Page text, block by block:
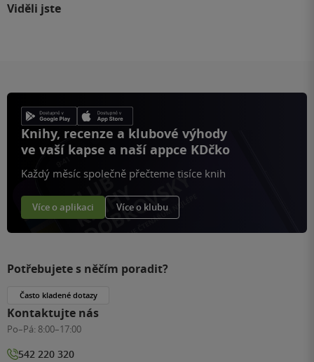
Viděli jste
Knihy, recenze a klubové výhody
ve vaší kapse a naší appce KDčko
Každý měsíc společně přečteme tisíce knih
Více o aplikaci Více o klubu
Potřebujete s něčím poradit?
Často kladené dotazy
Kontaktujte nás
Po–Pá: 8:00–17:00
542 220 320